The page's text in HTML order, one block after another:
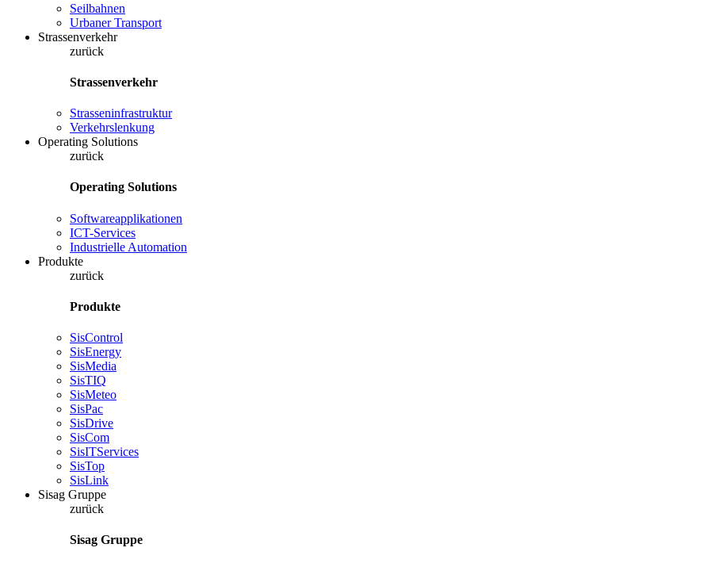
Seilbahnen
Urbaner Transport
Strassenverkehr
zurück
Strassenverkehr
Strasseninfrastruktur
Verkehrslenkung
Operating Solutions
zurück
Operating Solutions
Softwareapplikationen
ICT-Services
Industrielle Automation
Produkte
zurück
Produkte
SisControl
SisEnergy
SisMedia
SisTIQ
SisMeteo
SisPac
SisDrive
SisCom
SisITServices
SisTop
SisLink
Sisag Gruppe
zurück
Sisag Gruppe